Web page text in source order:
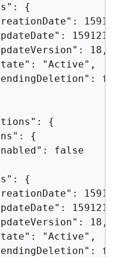
{
18,
"Active",
{
{
false
{
18,
"Active",